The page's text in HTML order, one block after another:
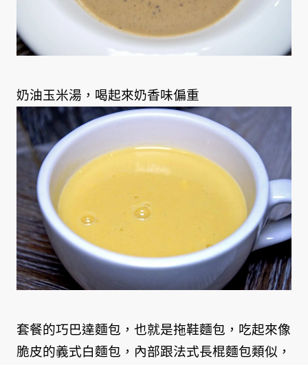
奶油玉米湯，喝起來奶香味偏重
套餐的巧巴達麵包，也就是拖鞋麵包，吃起來像
脆皮的義式白麵包，內部跟法式長棍麵包類似，